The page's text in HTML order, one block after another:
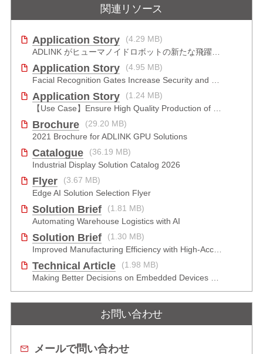
関連リソース
Application Story
(4.29 MB)
Application Story
(4.95 MB)
Application Story
(1.24 MB)
Brochure
(29.20 MB)
2021 Brochure for ​ADLINK GPU Solutions
Catalogue
(36.19 MB)
Industrial Display Solution Catalog 2026
Flyer
(3.67 MB)
Edge AI Solution Selection Flyer
Solution Brief
(1.81 MB)
Automating Warehouse Logistics with AI
Solution Brief
(1.30 MB)
Improved Manufacturing Efficiency with High-Accuracy Automated Optical Inspection
Technical Article
(1.98 MB)
お問い合わせ
メールで問い合わせ